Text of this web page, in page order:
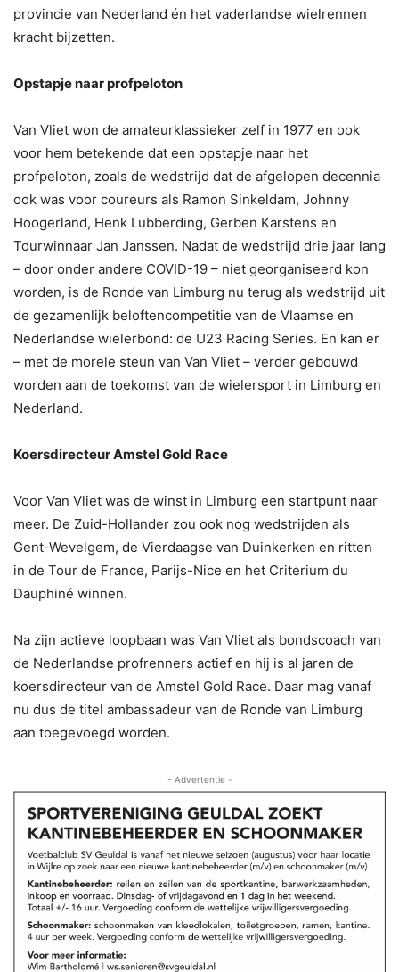
provincie van Nederland én het vaderlandse wielrennen
kracht bijzetten.
Opstapje naar profpeloton
Van Vliet won de amateurklassieker zelf in 1977 en ook
voor hem betekende dat een opstapje naar het
profpeloton, zoals de wedstrijd dat de afgelopen decennia
ook was voor coureurs als Ramon Sinkeldam, Johnny
Hoogerland, Henk Lubberding, Gerben Karstens en
Tourwinnaar Jan Janssen. Nadat de wedstrijd drie jaar lang
– door onder andere COVID-19 – niet georganiseerd kon
worden, is de Ronde van Limburg nu terug als wedstrijd uit
de gezamenlijk beloftencompetitie van de Vlaamse en
Nederlandse wielerbond: de U23 Racing Series. En kan er
– met de morele steun van Van Vliet – verder gebouwd
worden aan de toekomst van de wielersport in Limburg en
Nederland.
Koersdirecteur Amstel Gold Race
Voor Van Vliet was de winst in Limburg een startpunt naar
meer. De Zuid-Hollander zou ook nog wedstrijden als
Gent-Wevelgem, de Vierdaagse van Duinkerken en ritten
in de Tour de France, Parijs-Nice en het Criterium du
Dauphiné winnen.
Na zijn actieve loopbaan was Van Vliet als bondscoach van
de Nederlandse profrenners actief en hij is al jaren de
koersdirecteur van de Amstel Gold Race. Daar mag vanaf
nu dus de titel ambassadeur van de Ronde van Limburg
aan toegevoegd worden.
- Advertentie -